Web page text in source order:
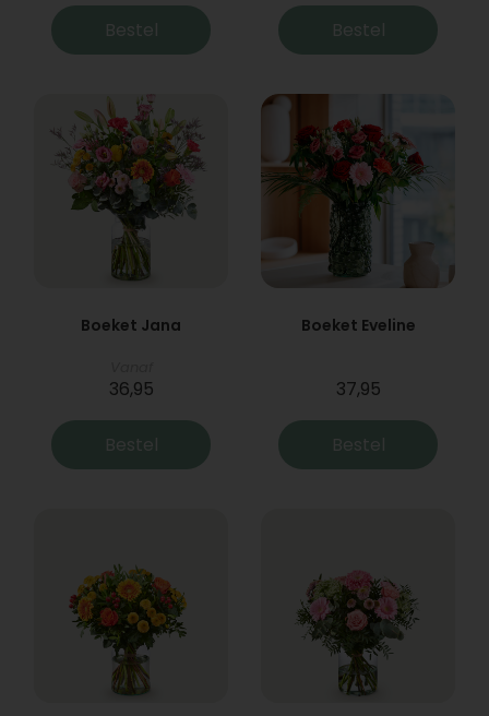
Bestel Bestel
Boeket Jana
36,95
Bestel
Boeket Eveline
37,95
Bestel